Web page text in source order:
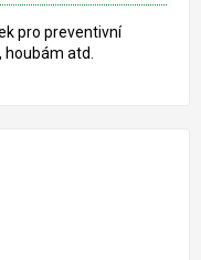
pro preventivní
atd.